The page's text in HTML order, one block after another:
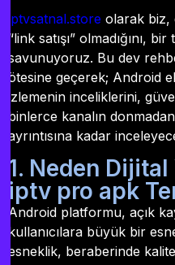
iptvsatnal.store olarak biz,
“link satışı” olmadığını,
savunuyoruz. Bu dev
ötesine geçerek; Android
izlemenin inceliklerini,
binlerce kanalın
ayrıntısına kadar
1. Neden Dijital
iptv pro apk
Android platformu, açık
kullanıcılara büyük bir
esneklik, beraberinde